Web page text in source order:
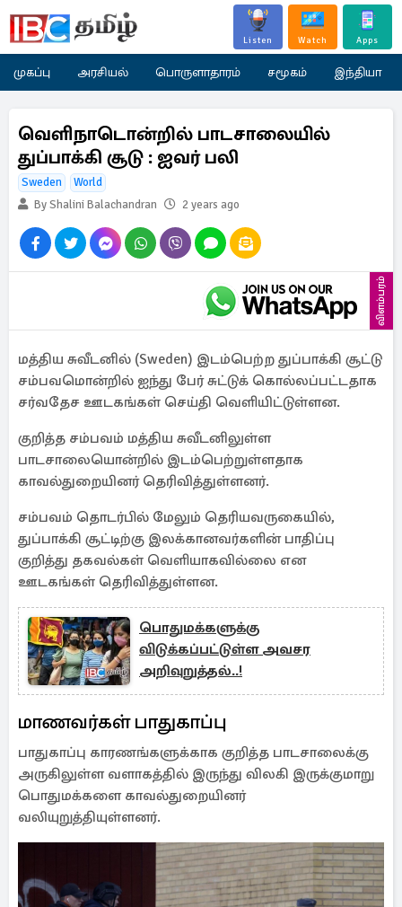
Listen Watch Apps
முகப்பு அரசியல் பொருளாதாரம் சமூகம் இந்தியா
வெளிநாடொன்றில் பாடசாலையில்
துப்பாக்கி சூடு : ஐவர் பலி
Sweden
World
By Shalini Balachandran
2 years ago
விளம்பரம்
மத்திய சுவீடனில் (Sweden) இடம்பெற்ற துப்பாக்கி சூட்டு
சம்பவமொன்றில் ஐந்து பேர் சுட்டுக் கொல்லப்பட்டதாக
சர்வதேச ஊடகங்கள் செய்தி வெளியிட்டுள்ளன.
குறித்த சம்பவம் மத்திய சுவீடனிலுள்ள
பாடசாலையொன்றில் இடம்பெற்றுள்ளதாக
காவல்துறையினர் தெரிவித்துள்ளனர்.
சம்பவம் தொடர்பில் மேலும் தெரியவருகையில்,
துப்பாக்கி சூட்டிற்கு இலக்கானவர்களின் பாதிப்பு
குறித்து தகவல்கள் வெளியாகவில்லை என
ஊடகங்கள் தெரிவித்துள்ளன.
பொதுமக்களுக்கு
விடுக்கப்பட்டுள்ள அவசர
அறிவுறுத்தல்..!
மாணவர்கள் பாதுகாப்பு
பாதுகாப்பு காரணங்களுக்காக குறித்த பாடசாலைக்கு
அருகிலுள்ள வளாகத்தில் இருந்து விலகி இருக்குமாறு
பொதுமக்களை காவல்துறையினர்
வலியுறுத்தியுள்ளனர்.